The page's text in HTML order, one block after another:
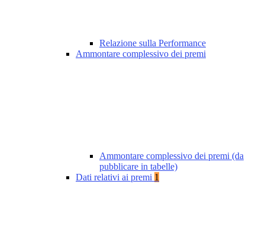
Relazione sulla Performance
Ammontare complessivo dei premi
Ammontare complessivo dei premi (da
pubblicare in tabelle)
Dati relativi ai premi 1